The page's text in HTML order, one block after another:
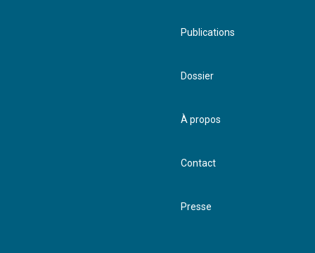
Publications
Dossier
À propos
Contact
Presse